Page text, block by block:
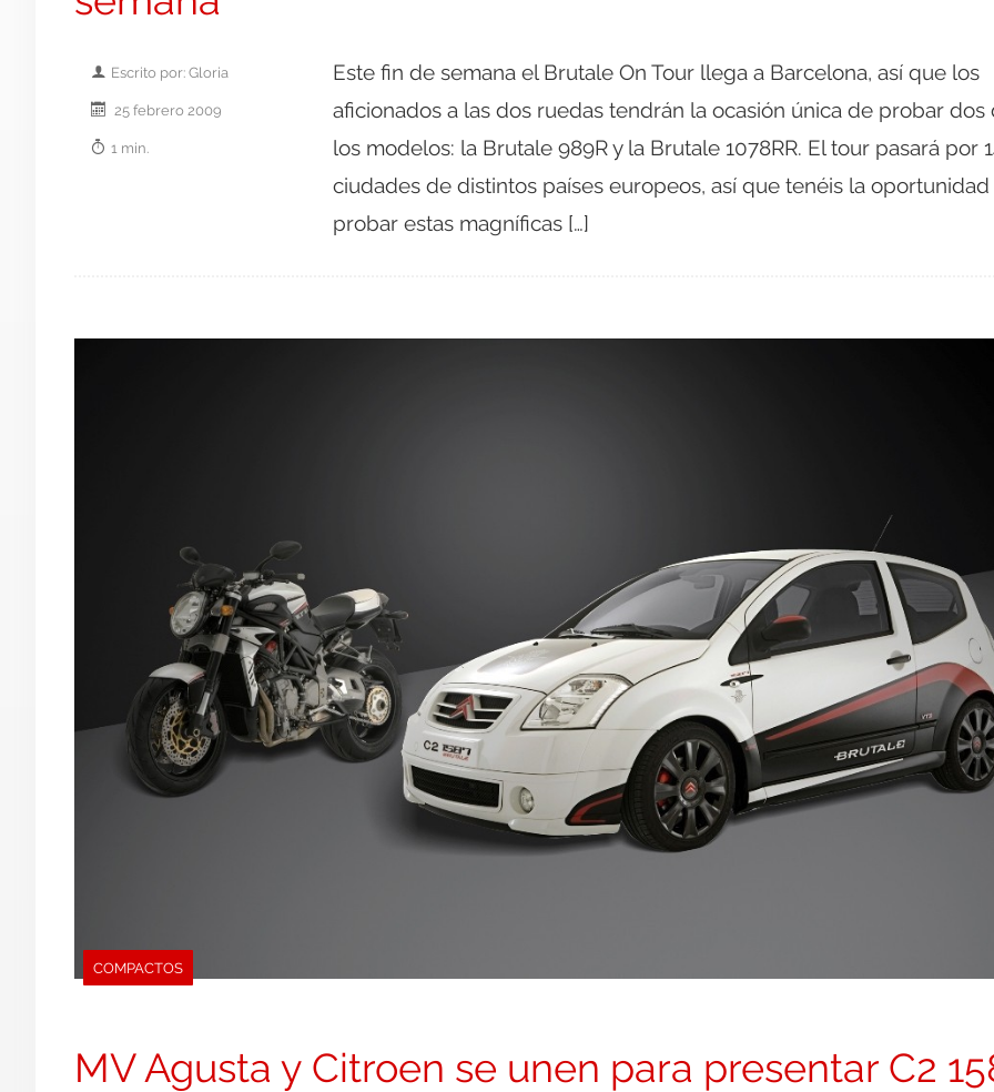
Escrito por: Gloria
25 febrero 2009
1 min.
Este fin de semana el Brutale On Tour llega a Barcelona, así que los
aficionados a las dos ruedas tendrán la ocasión única de probar dos
los modelos: la Brutale 989R y la Brutale 1078RR. El tour pasará por
ciudades de distintos países europeos, así que tenéis la
probar estas magníficas […]
COMPACTOS
MV Agusta y Citroen se unen para presentar C2